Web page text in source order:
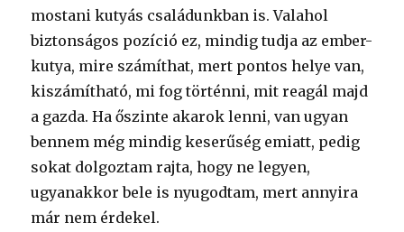
mostani kutyás családunkban is. Valahol
biztonságos pozíció ez, mindig tudja az ember-
kutya, mire számíthat, mert pontos helye van,
kiszámítható, mi fog történni, mit reagál majd
a gazda. Ha őszinte akarok lenni, van ugyan
bennem még mindig keserűség emiatt, pedig
sokat dolgoztam rajta, hogy ne legyen,
ugyanakkor bele is nyugodtam, mert annyira
már nem érdekel.